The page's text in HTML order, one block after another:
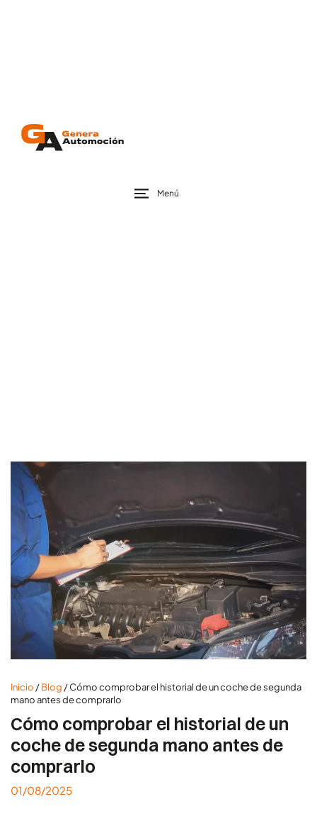
Inicio /Blog /Cómo comprobar el historial de un coche de segunda
mano antes de comprarlo
Cómo comprobar el historial de un
coche de segunda mano antes de
comprarlo
01/08/2025